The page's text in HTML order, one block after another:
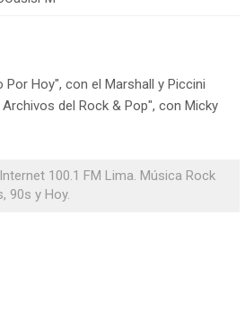
Por Hoy", con el Marshall y Piccini
del Rock & Pop", con Micky
100.1 FM Lima. Música Rock
90s y Hoy.